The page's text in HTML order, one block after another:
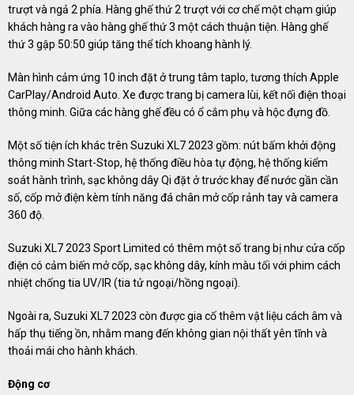
trượt và ngả 2 phía. Hàng ghế thứ 2 trượt với cơ chế một chạm giúp
khách hàng ra vào hàng ghế thứ 3 một cách thuận tiện. Hàng ghế
thứ 3 gập 50:50 giúp tăng thể tích khoang hành lý.
Màn hình cảm ứng 10 inch đặt ở trung tâm taplo, tương thích Apple
CarPlay/Android Auto. Xe được trang bị camera lùi, kết nối điện thoại
thông minh. Giữa các hàng ghế đều có ổ cắm phụ và hộc đựng đồ.
Một số tiện ích khác trên Suzuki XL7 2023 gồm: nút bấm khởi động
thông minh Start-Stop, hệ thống điều hòa tự động, hệ thống kiểm
soát hành trình, sạc không dây Qi đặt ở trước khay để nước gần cần
số, cốp mở điện kèm tính năng đá chân mở cốp rảnh tay và camera
360 độ.
Suzuki XL7 2023 Sport Limited có thêm một số trang bị như cửa cốp
điện có cảm biến mở cốp, sạc không dây, kính màu tối với phim cách
nhiệt chống tia UV/IR (tia tử ngoại/hồng ngoại).
Ngoài ra, Suzuki XL7 2023 còn được gia cố thêm vật liệu cách âm và
hấp thụ tiếng ồn, nhằm mang đến không gian nội thất yên tĩnh và
thoải mái cho hành khách.
Động cơ